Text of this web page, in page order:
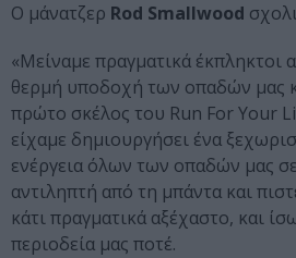
Ο μάνατζερ Rod Smallwood
«Μείναμε πραγματικά έκπληκτοι
θερμή υποδοχή των οπαδών μας
πρώτο σκέλος του Run For Your
είχαμε δημιουργήσει ένα
ενέργεια όλων των οπαδών μας
αντιληπτή από τη μπάντα και
κάτι πραγματικά αξέχαστο, και
περιοδεία μας ποτέ.